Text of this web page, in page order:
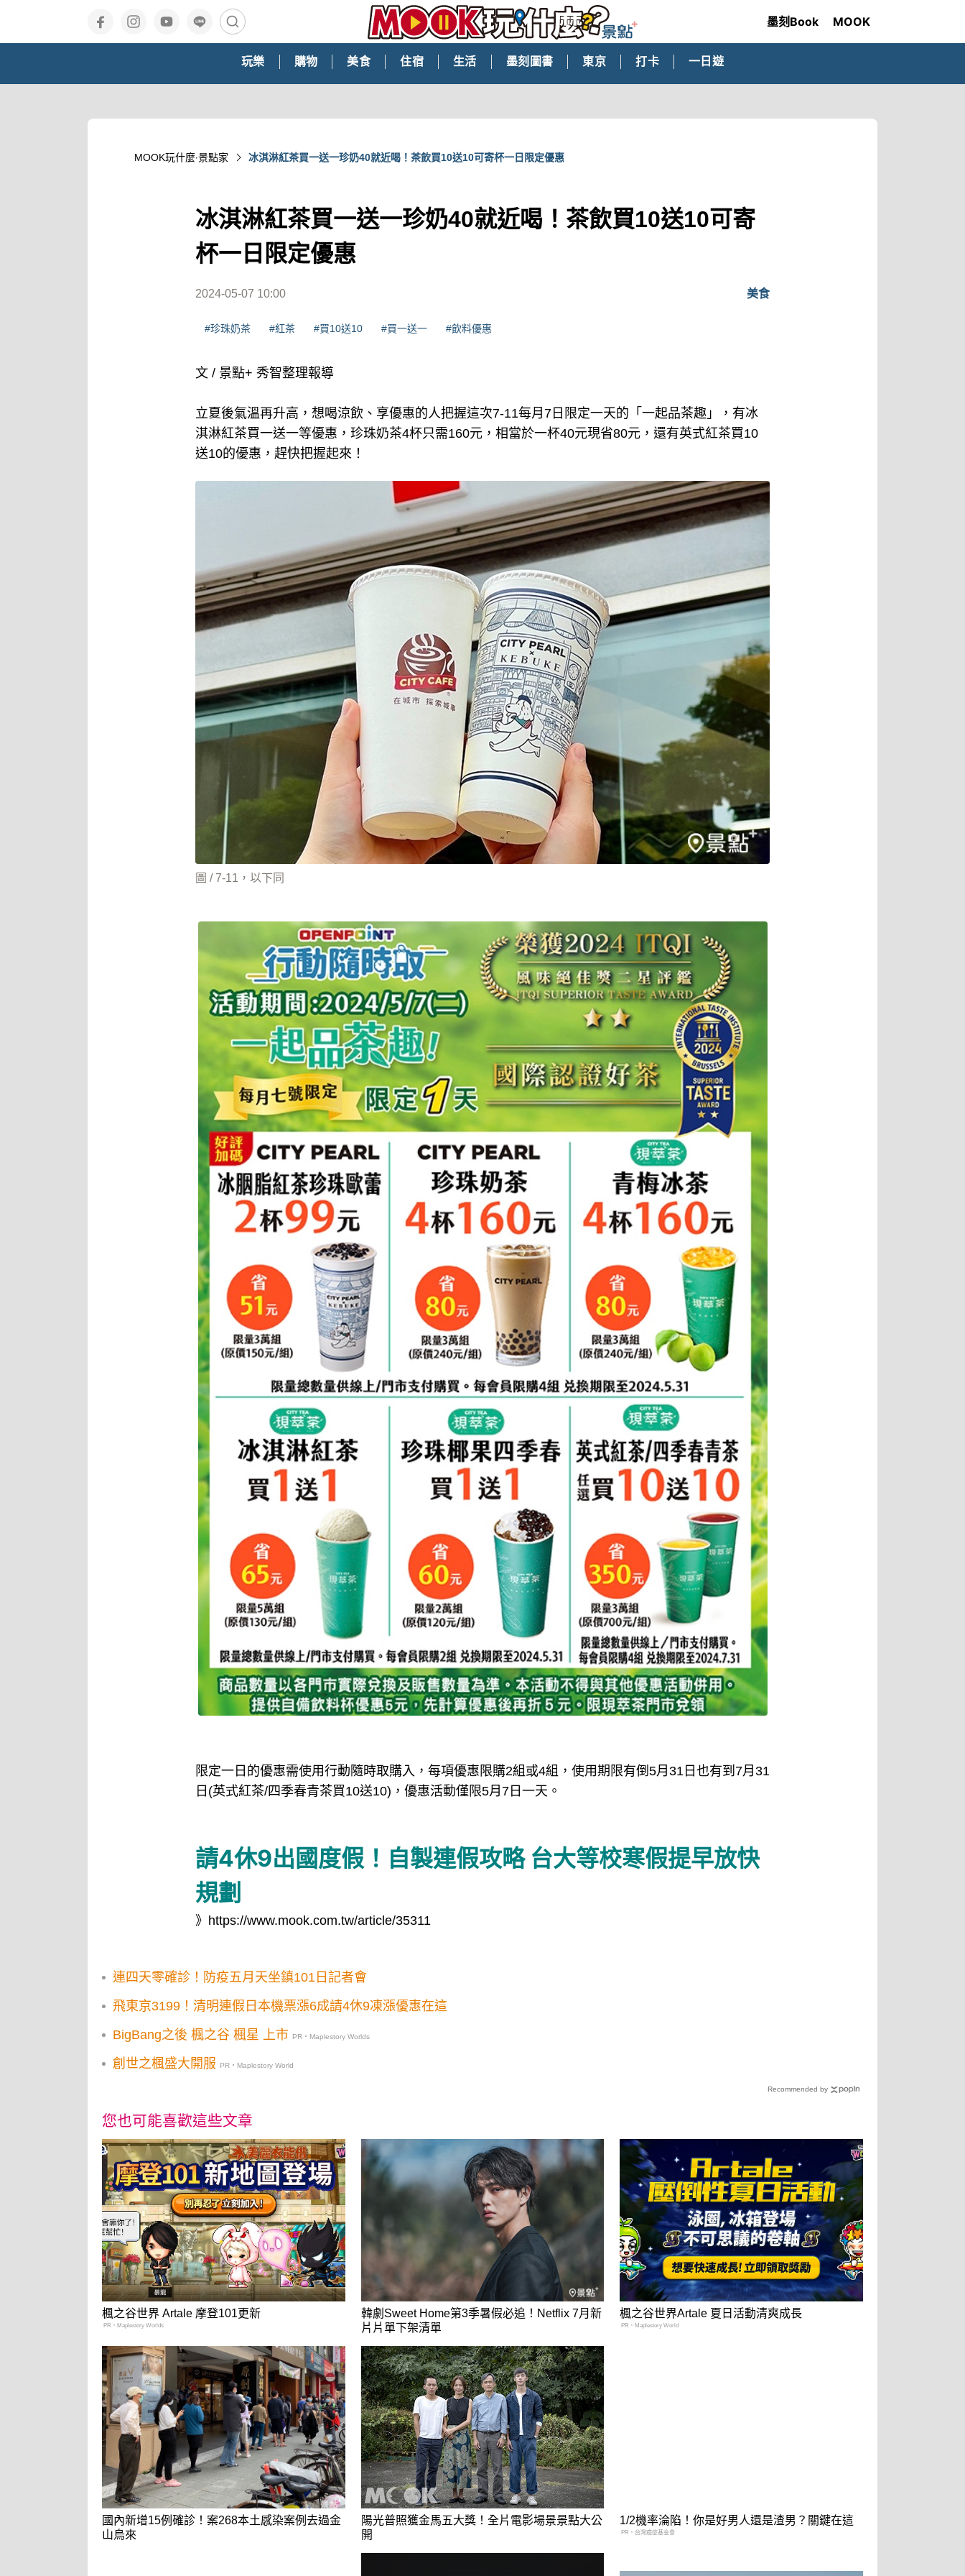
墨刻Book MOOK
玩樂 購物 美食 住宿 生活 墨刻圖書 東京 打卡 一日遊
MOOK玩什麼‧景點家 冰淇淋紅茶買一送一珍奶40就近喝！茶飲買10送10可寄杯一日限定優惠
冰淇淋紅茶買一送一珍奶40就近喝！茶飲買10送10可寄
杯一日限定優惠
2024-05-07 10:00 美食
#珍珠奶茶 #紅茶 #買10送10 #買一送一 #飲料優惠
文 / 景點+ 秀智整理報導
立夏後氣溫再升高，想喝涼飲、享優惠的人把握這次7-11每月7日限定一天的「一起品茶趣」，有冰
淇淋紅茶買一送一等優惠，珍珠奶茶4杯只需160元，相當於一杯40元現省80元，還有英式紅茶買10
送10的優惠，趕快把握起來！
圖 / 7-11，以下同
限定一日的優惠需使用行動隨時取購入，每項優惠限購2組或4組，使用期限有倒5月31日也有到7月31
日(英式紅茶/四季春青茶買10送10)，優惠活動僅限5月7日一天。
請4休9出國度假！自製連假攻略 台大等校寒假提早放快
規劃
》 https://www.mook.com.tw/article/35311
連四天零確診！防疫五月天坐鎮101日記者會
飛東京3199！清明連假日本機票漲6成請4休9凍漲優惠在這
BigBang之後 楓之谷 楓星 上市 PR・Maplestory Worlds
創世之楓盛大開服 PR・Maplestory World
Recommended by
您也可能喜歡這些文章
楓之谷世界 Artale 摩登101更新
PR・Maplestory Worlds
韓劇Sweet Home第3季暑假必追！Netflix 7月新
片片單下架清單
楓之谷世界Artale 夏日活動清爽成長
PR・Maplestory World
國內新增15例確診！案268本土感染案例去過金
山烏來
陽光普照獲金馬五大獎！全片電影場景景點大公
開
1/2機率淪陷！你是好男人還是渣男？關鍵在這
PR・台灣癌症基金會